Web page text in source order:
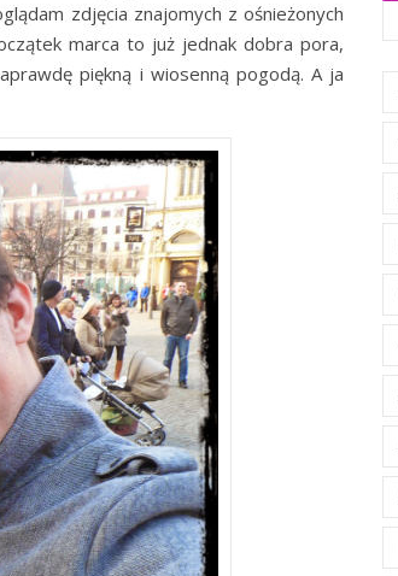
zdjęcia znajomych z ośnieżonych
marca to już jednak dobra pora,
piękną i wiosenną pogodą. A ja